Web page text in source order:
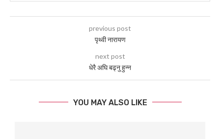
previous post
पृथ्वी नारायण
next post
धेरै अघि बढ्नु हुन्न
YOU MAY ALSO LIKE